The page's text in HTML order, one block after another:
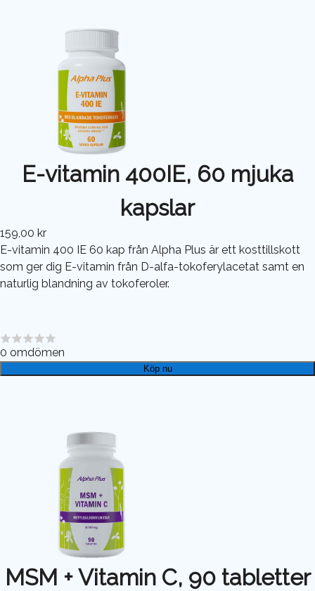
E-vitamin 400IE, 60 mjuka
kapslar
159,00 kr
E-vitamin 400 IE 60 kap från Alpha Plus är ett kosttillskott
som ger dig E-vitamin från D-alfa-tokoferylacetat samt en
naturlig blandning av tokoferoler.
0 omdömen
Köp nu
MSM + Vitamin C, 90 tabletter